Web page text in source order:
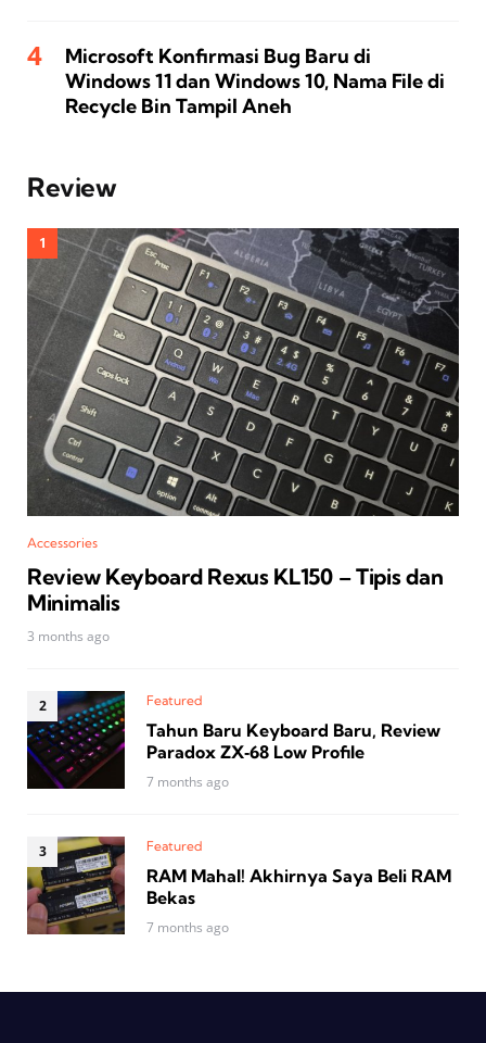
Microsoft Konfirmasi Bug Baru di
Windows 11 dan Windows 10, Nama File di
Recycle Bin Tampil Aneh
Review
Accessories
Review Keyboard Rexus KL150 – Tipis dan
Minimalis
3 months ago
Featured
Tahun Baru Keyboard Baru, Review
Paradox ZX‑68 Low Profile
7 months ago
Featured
RAM Mahal! Akhirnya Saya Beli RAM
Bekas
7 months ago